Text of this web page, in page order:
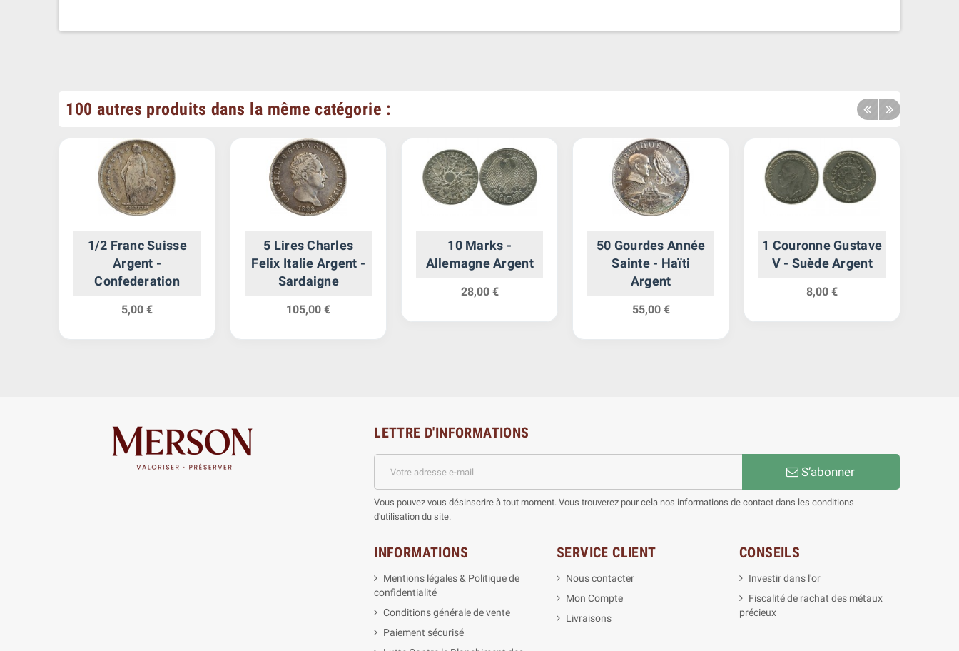
100 autres produits dans la même catégorie :
1/2 Franc Suisse
Argent -
Confederation
5,00 €
5 Lires Charles
Felix Italie Argent -
Sardaigne
105,00 €
10 Marks -
Allemagne Argent
28,00 €
50 Gourdes Année
Sainte - Haïti
Argent
55,00 €
1 Couronne Gustave
V - Suède Argent
8,00 €
LETTRE D'INFORMATIONS
S’abonner
Vous pouvez vous désinscrire à tout moment. Vous trouverez pour cela nos informations de contact dans les conditions
d'utilisation du site.
INFORMATIONS
Mentions légales & Politique de
confidentialité
Conditions générale de vente
Paiement sécurisé
SERVICE CLIENT
Nous contacter
Mon Compte
Livraisons
CONSEILS
Investir dans l'or
Fiscalité de rachat des métaux
précieux